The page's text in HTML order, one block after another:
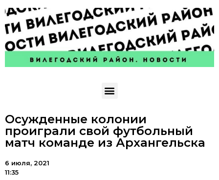
Осужденные колонии
проиграли свой футбольный
матч команде из Архангельска
6 июля, 2021
11:35